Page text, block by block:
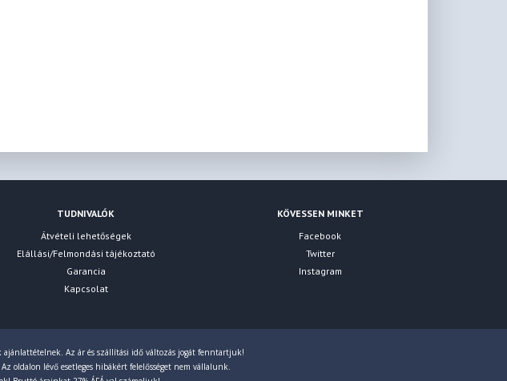
TUDNIVALÓK
Átvételi lehetőségek
Elállási/Felmondási tájékoztató
Garancia
Kapcsolat
KÖVESSEN MINKET
Facebook
Twitter
Instagram
Az ár és szállítási idő változás jogát fenntartjuk!
oldalon lévő esetleges hibákért felelősséget nem vállalunk.